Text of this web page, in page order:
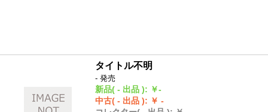
タイトル不明
- 発売
新品( - 出品 ): ￥-
中古( - 出品 ): ￥ -